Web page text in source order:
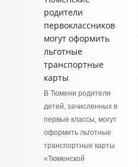
родители
первоклассников
могут оформить
льготные
транспортные
карты
В Тюмени родители
детей, зачисленных в
первые классы, могут
оформить льготные
транспортные карты
«Тюменской